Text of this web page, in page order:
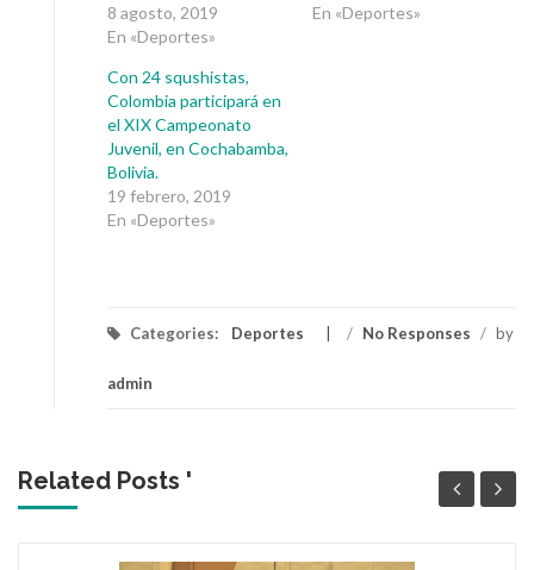
8 agosto, 2019
En «Deportes»
En «Deportes»
Con 24 squshistas,
Colombia participará en
el XIX Campeonato
Juvenil, en Cochabamba,
Bolivia.
19 febrero, 2019
En «Deportes»
Categories: Deportes / No Responses / by
admin
Related Posts '